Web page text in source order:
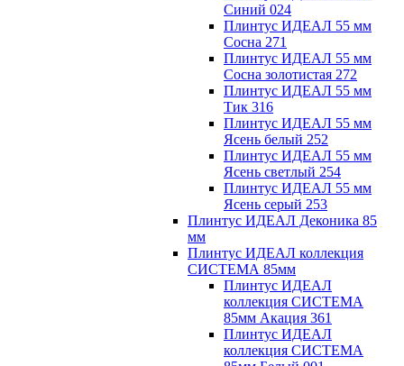
Синий 024
Плинтус ИДЕАЛ 55 мм
Сосна 271
Плинтус ИДЕАЛ 55 мм
Сосна золотистая 272
Плинтус ИДЕАЛ 55 мм
Тик 316
Плинтус ИДЕАЛ 55 мм
Ясень белый 252
Плинтус ИДЕАЛ 55 мм
Ясень светлый 254
Плинтус ИДЕАЛ 55 мм
Ясень серый 253
Плинтус ИДЕАЛ Деконика 85
мм
Плинтус ИДЕАЛ коллекция
СИСТЕМА 85мм
Плинтус ИДЕАЛ
коллекция СИСТЕМА
85мм Акация 361
Плинтус ИДЕАЛ
коллекция СИСТЕМА